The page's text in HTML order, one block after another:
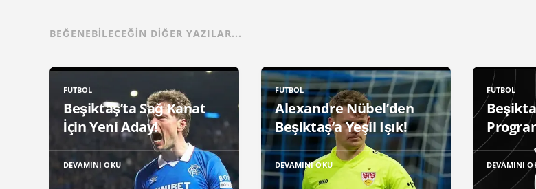
BEĞENEBILECEĞIN DIĞER YAZILAR...
FUTBOL
Beşiktaş’ta Sağ Kanat
İçin Yeni Aday!
DEVAMINI OKU
FUTBOL
Alexandre Nübel’den
Beşiktaş’a Yeşil Işık!
DEVAMINI OKU
FUTBOL
DEVAMINI